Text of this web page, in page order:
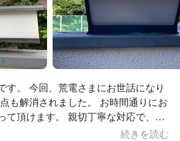
話になり
も解消されました。 お時間通りにお
て頂けます。 親切丁寧な対応で、安
続きを読む